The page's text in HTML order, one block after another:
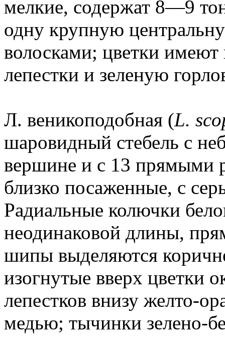
мелкие, содержат 8—9
одну крупную
волосками; цветки
лепестки и зеленую
Л. веникоподобная (L.
шаровидный стебель с
вершине и с 13 прямыми
близко посаженные, с
Радиальные колючки
неодинаковой длины,
шипы выделяются
изогнутые вверх цветки
лепестков внизу желто-
медью; тычинки зелено-